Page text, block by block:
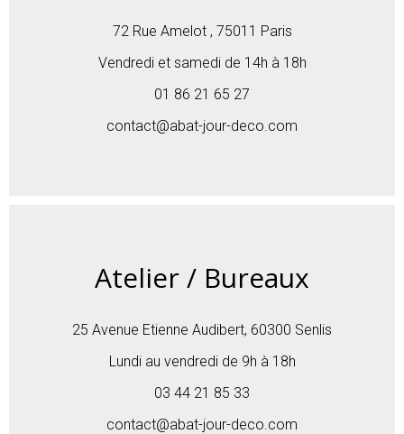
72 Rue Amelot , 75011 Paris
Vendredi et samedi de 14h à 18h
01 86 21 65 27
contact@abat-jour-deco.com
Atelier / Bureaux
25 Avenue Etienne Audibert, 60300 Senlis
Lundi au vendredi de 9h à 18h
03 44 21 85 33
contact@abat-jour-deco.com